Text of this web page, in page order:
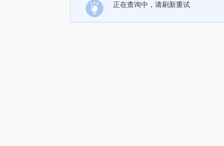
正在查询中，请刷新重试